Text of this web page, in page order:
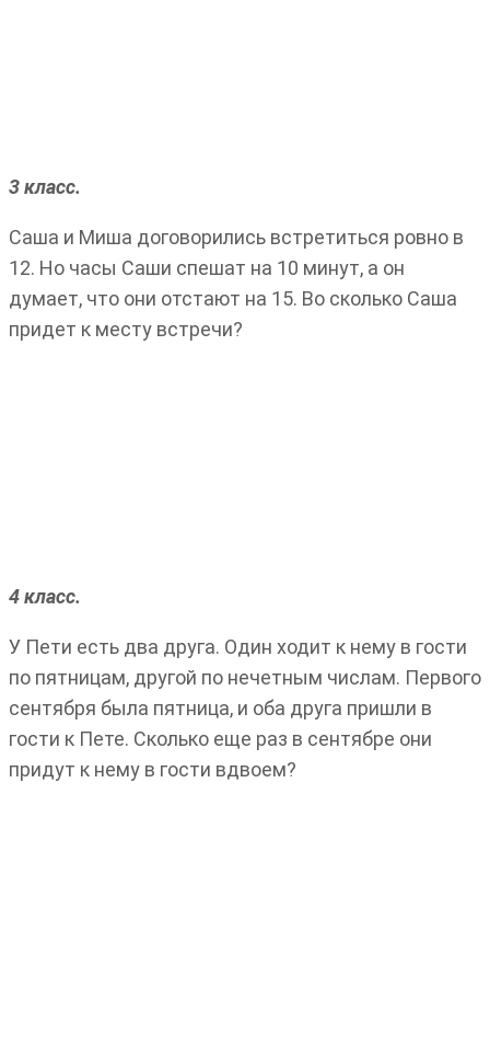
3 класс.
Саша и Миша договорились встретиться ровно в
12. Но часы Саши спешат на 10 минут, а он
думает, что они отстают на 15. Во сколько Саша
придет к месту встречи?
4 класс.
У Пети есть два друга. Один ходит к нему в гости
по пятницам, другой по нечетным числам. Первого
сентября была пятница, и оба друга пришли в
гости к Пете. Сколько еще раз в сентябре они
придут к нему в гости вдвоем?